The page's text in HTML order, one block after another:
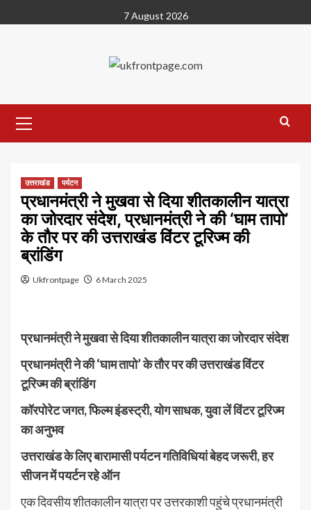
to
7 August 2026
Menu
उत्तराखंड पर्यटन
प्रधानमंत्री ने मुखवा से दिया शीतकालीन यात्रा
का जोरदार संदेश, प्रधानमंत्री ने की ‘घाम तापो’
के तौर पर की उत्तराखंड विंटर टूरिज्म की
ब्रांडिंग
Ukfrontpage 6 March 2025
प्रधानमंत्री ने मुखवा से दिया शीतकालीन यात्रा का जोरदार संदेश
प्रधानमंत्री ने की ‘घाम तापो’ के तौर पर की उत्तराखंड विंटर
टूरिज्म की ब्रांडिंग
कॉरपोरेट जगत, फिल्म इंडस्ट्री, योग साधक, युवा लें विंटर टूरिज्म
का अनुभव
उत्तराखंड के लिए बारामासी पर्यटन गतिविधियां बेहद जरूरी, हर
सीजन में पयर्टन रहे ऑन
एक दिवसीय शीतकालीन यात्रा पर उत्तरकाशी पहुंचे प्रधानमंत्री